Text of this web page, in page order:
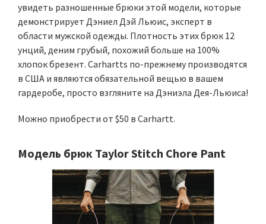
увидеть разношенные брюки этой модели, которые
демонстрирует Дэниел Дэй Льюис, эксперт в
области мужской одежды. Плотность этих брюк 12
унций, деним грубый, похожий больше на 100%
хлопок брезент. Carhartts по-прежнему производятся
в США и являются обязательной вещью в вашем
гардеробе, просто взгляните на Дэниэла Дея-Льюиса!
Можно приобрести от $50 в Carhartt.
Модель брюк Taylor Stitch Chore Pant